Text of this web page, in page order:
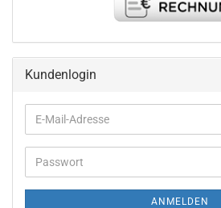
Kundenlogin
E-
Mail-
Adresse
Passwort
ANMELDEN